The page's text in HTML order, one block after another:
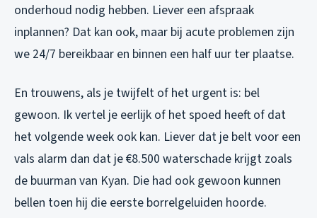
onderhoud nodig hebben. Liever een afspraak
inplannen? Dat kan ook, maar bij acute problemen zijn
we 24/7 bereikbaar en binnen een half uur ter plaatse.
En trouwens, als je twijfelt of het urgent is: bel
gewoon. Ik vertel je eerlijk of het spoed heeft of dat
het volgende week ook kan. Liever dat je belt voor een
vals alarm dan dat je €8.500 waterschade krijgt zoals
de buurman van Kyan. Die had ook gewoon kunnen
bellen toen hij die eerste borrelgeluiden hoorde.